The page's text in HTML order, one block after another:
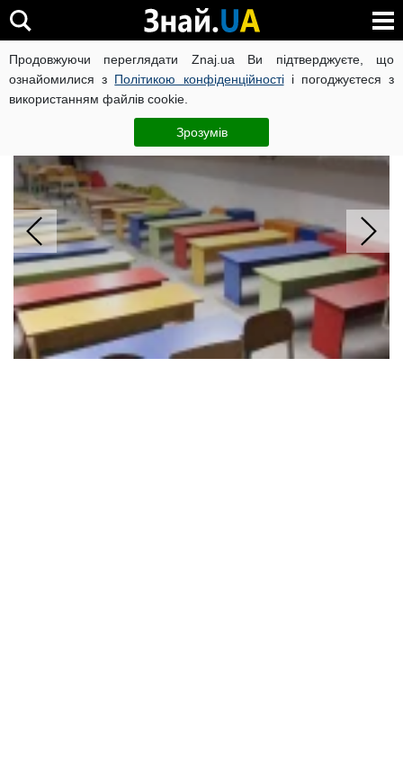
Продовжуючи переглядати Znaj.ua Ви підтверджуєте, що
ознайомилися з Політикою конфіденційностіі погоджуєтеся з
використанням файлів cookie.
Зрозумів
ВІЙНА РОСІЇ ПРОТИ УКРАЇНИ КОРОНАВІРУС В УКРАЇНІ
Лише третина учнів поміститься в
укриття: ліцеї не зможуть перейти на
очне навчання